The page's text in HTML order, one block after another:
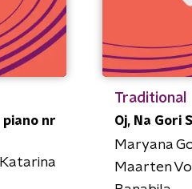
piano nr
Traditional
Oj, Na Gori
Maryana
Maarten